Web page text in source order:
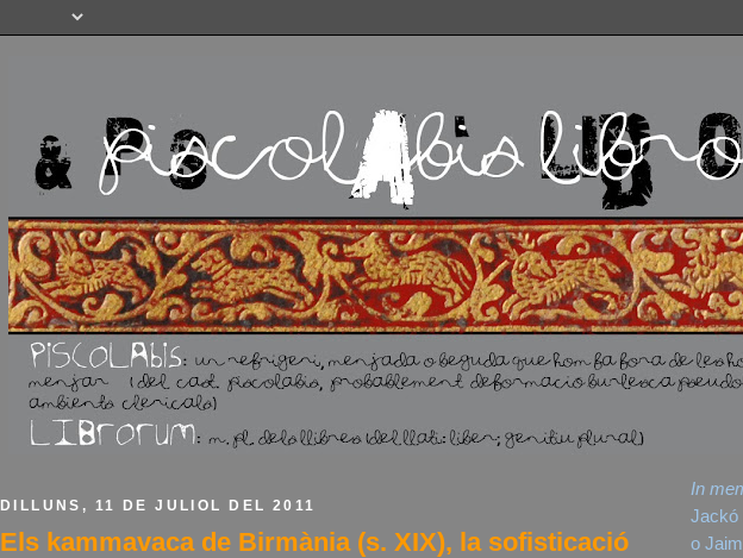
DILLUNS, 11 DE JULIOL DEL 2011
Els kammavaca de Birmània (s. XIX), la sofisticació
In
Jackó
o